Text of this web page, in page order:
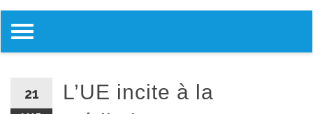
L’UE incite à la
21